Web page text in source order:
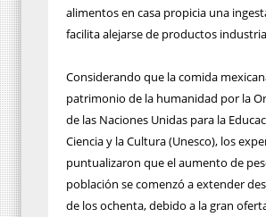
alimentos en casa propicia una
facilita alejarse de productos
Considerando que la comida
patrimonio de la humanidad por la
de las Naciones Unidas para la
Ciencia y la Cultura (Unesco), los
puntualizaron que el aumento de
población se comenzó a extender
de los ochenta, debido a la gran